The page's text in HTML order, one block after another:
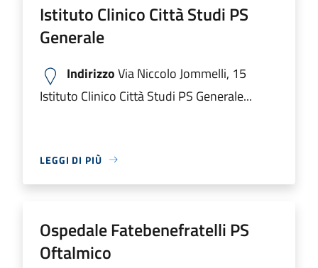
Istituto Clinico Città Studi PS
Generale
IndirizzoVia Niccolo Jommelli, 15
Istituto Clinico Città Studi PS Generale...
LEGGI DI PIÙ
Ospedale Fatebenefratelli PS
Oftalmico